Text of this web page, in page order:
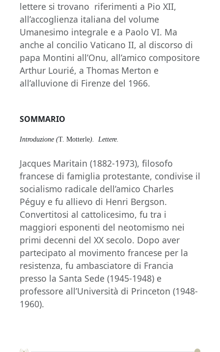
lettere si trovano riferimenti a Pio XII,
all’accoglienza italiana del volume
Umanesimo integrale e a Paolo VI. Ma
anche al concilio Vaticano II, al discorso di
papa Montini all’Onu, all’amico compositore
Arthur Lourié, a Thomas Merton e
all’alluvione di Firenze del 1966.
SOMMARIO
Introduzione (T. Motterle). Lettere.
Jacques Maritain (1882-1973), filosofo
francese di famiglia protestante, condivise il
socialismo radicale dell’amico Charles
Péguy e fu allievo di Henri Bergson.
Convertitosi al cattolicesimo, fu tra i
maggiori esponenti del neotomismo nei
primi decenni del XX secolo. Dopo aver
partecipato al movimento francese per la
resistenza, fu ambasciatore di Francia
presso la Santa Sede (1945-1948) e
professore all’Università di Princeton (1948-
1960).